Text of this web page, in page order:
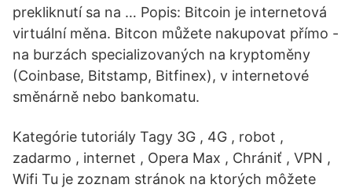
prekliknutí sa na … Popis: Bitcoin je internetová
virtuální měna. Bitcon můžete nakupovat přímo -
na burzách specializovaných na kryptoměny
(Coinbase, Bitstamp, Bitfinex), v internetové
směnárně nebo bankomatu.
Kategórie tutoriály Tagy 3G , 4G , robot ,
zadarmo , internet , Opera Max , Chrániť , VPN ,
Wifi Tu je zoznam stránok na ktorých môžete